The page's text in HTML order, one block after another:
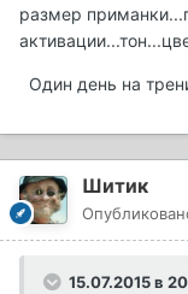
размер
Один день на
Шитик
15.07.2015 в